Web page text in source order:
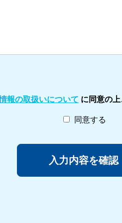
報の取扱いについて に同意の上
同意する